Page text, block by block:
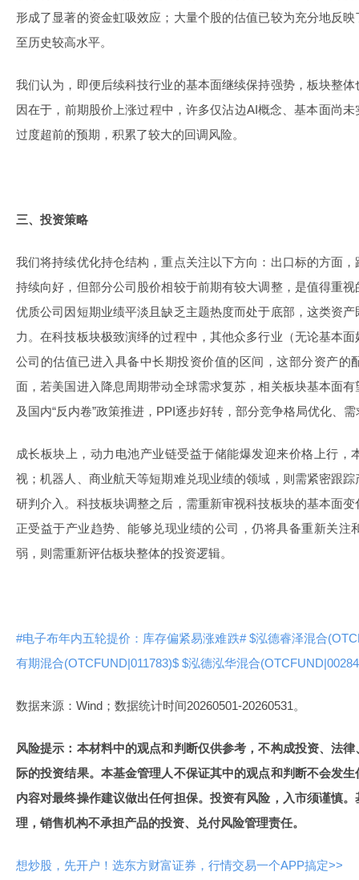
形成了显著的资金虹吸效应；大量个股的估值已较为充分地反
至历史较高水平。
我们认为，即便后续科技行业的基本面继续保持强势，板块整
因在于，前期股价上涨过程中，许多仅沾边AI概念、基本面尚
过度超前的预期，积累了较大的回调风险。
三、投资策略
我们将持续优化持仓结构，重点关注以下方向：出口标的方面
持续向好，但部分公司股价相较于前期有较大调整，是值得重
优质公司因短期业绩平淡且缺乏主题热度而处于底部，这类资
力。在科技板块极致演绎的过程中，其他众多行业（无论基本
公司的估值已进入具备中长期投资价值的区间，这部分资产的
面，若美国进入降息周期带动全球需求复苏，相关板块基本面
及国内“反内卷”政策推进，PPI逐步好转，部分竞争格局优化、
成长板块上，动力电池产业链受益于储能爆发迎来价格上行，
视；机器人、商业航天等短期难兑现业绩的领域，则需紧密跟
研判介入。科技板块调整之后，需重新审视科技板块的基本面
正受益于产业趋势、能够兑现业绩的公司，仍将具备重新关注
弱，则需重新评估板块整体的投资逻辑。
#电子布年内五轮提价：库存偏紧易涨难跌# $泓德睿泽混合
有期混合(OTCFUND|011783)$ $泓德泓华混合
数据来源：Wind；数据统计时间20260501-20260531。
风险提示：本材料中的观点和判断仅供参考，不构成投资、法
际的投资结果。本基金管理人不保证其中的观点和判断不会发
内容对最终操作建议做出任何担保。投资有风险，入市须谨慎
理，销售机构不承担产品的投资、兑付风险管理责任。
想炒股，先开户！选东方财富证券，行情交易一个APP搞定>>